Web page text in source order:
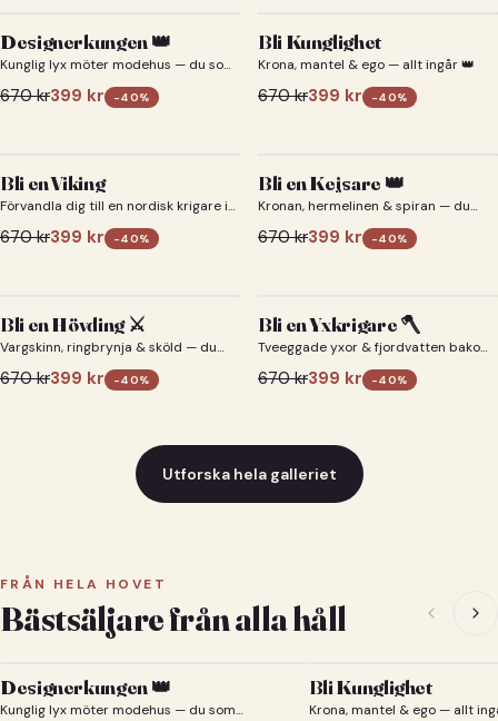
Designerkungen 👑
Kunglig lyx möter modehus — du som
670kr399 kr -40%
Bli Kunglighet
Krona, mantel & ego — allt ingår 👑
670kr399 kr -40%
Bli en Viking
Förvandla dig till en nordisk krigare i
ett episkt vikingaporträtt.
670kr399 kr -40%
Bli en Kejsare 👑
Kronan, hermelinen & spiran — du
670kr399 kr -40%
Bli en Hövding ⚔️
Vargskinn, ringbrynja & sköld — du
som nordisk krigsherre ⚔️
670kr399 kr -40%
Bli en Yxkrigare 🪓
Tveeggade yxor & fjordvatten bakom
670kr399 kr -40%
Utforska hela galleriet
FRÅN HELA HOVET
Bästsäljare från alla håll
Designerkungen 👑
Kunglig lyx möter modehus — du som
Bli Kunglighet
Krona, mantel & ego — allt